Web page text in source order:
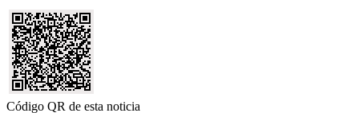
Código QR de esta noticia